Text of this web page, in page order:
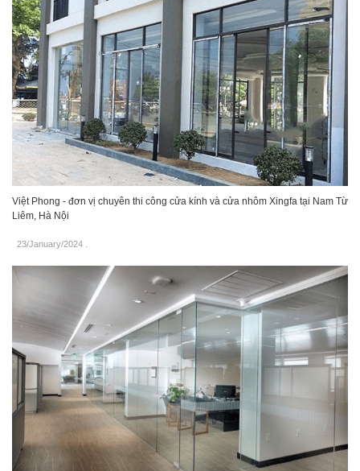
Việt Phong - đơn vị chuyên thi công cửa kính và cửa nhôm Xingfa tại Nam Từ
Liêm, Hà Nội
23/January/2024